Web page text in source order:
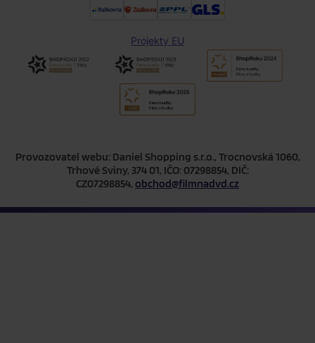
Projekty EU
Provozovatel webu: Daniel Shopping s.r.o., Trocnovská 1060,
Trhové Sviny, 374 01, IČO: 07298854, DIČ:
CZ07298854, obchod@filmnadvd.cz